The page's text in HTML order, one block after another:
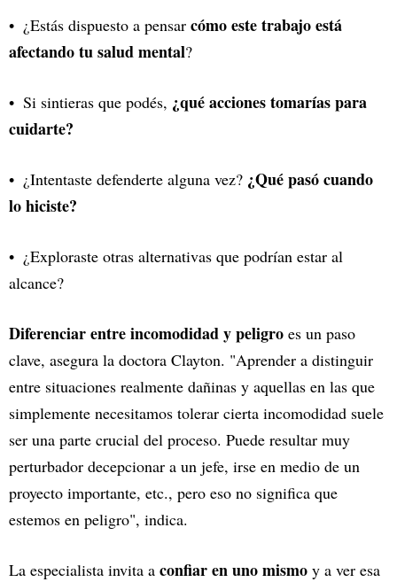
¿Estás dispuesto a pensar cómo este trabajo está
afectando tu salud mental?
Si sintieras que podés, ¿qué acciones tomarías para
cuidarte?
¿Intentaste defenderte alguna vez? ¿Qué pasó cuando
lo hiciste?
¿Exploraste otras alternativas que podrían estar al
alcance?
Diferenciar entre incomodidad y peligro es un paso
clave, asegura la doctora Clayton. "Aprender a distinguir
entre situaciones realmente dañinas y aquellas en las que
simplemente necesitamos tolerar cierta incomodidad suele
ser una parte crucial del proceso. Puede resultar muy
perturbador decepcionar a un jefe, irse en medio de un
proyecto importante, etc., pero eso no significa que
estemos en peligro", indica.
La especialista invita a confiar en uno mismo y a ver esa